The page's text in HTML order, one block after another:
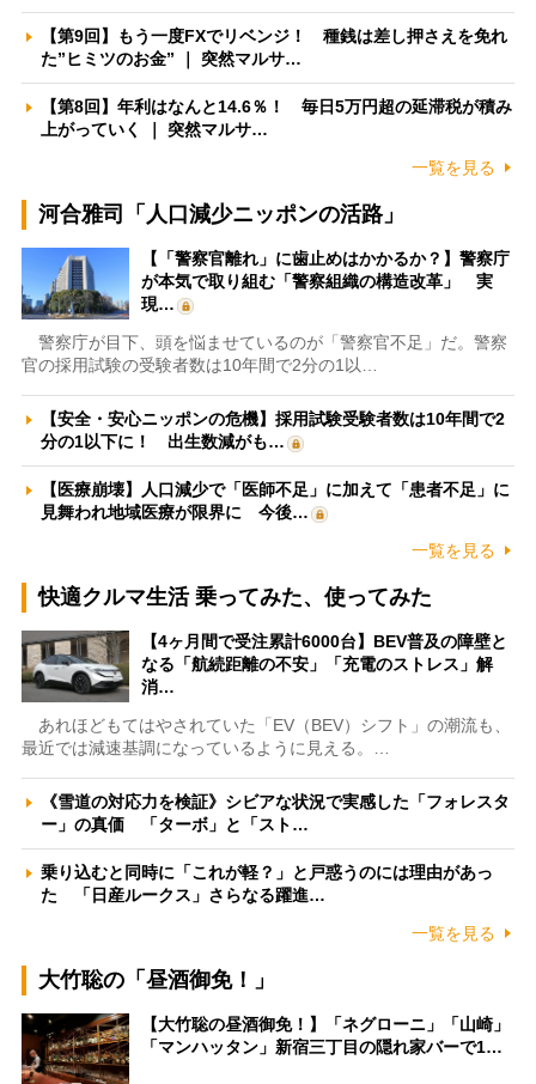
【第9回】もう一度FXでリベンジ！ 種銭は差し押さえを免れ
た”ヒミツのお金” ｜ 突然マルサ…
【第8回】年利はなんと14.6％！ 毎日5万円超の延滞税が積み
上がっていく ｜ 突然マルサ…
一覧を見る
河合雅司「人口減少ニッポンの活路」
【「警察官離れ」に歯止めはかかるか？】警察庁
が本気で取り組む「警察組織の構造改革」 実
現…
警察庁が目下、頭を悩ませているのが「警察官不足」だ。警察
官の採用試験の受験者数は10年間で2分の1以…
【安全・安心ニッポンの危機】採用試験受験者数は10年間で2
分の1以下に！ 出生数減がも…
【医療崩壊】人口減少で「医師不足」に加えて「患者不足」に
見舞われ地域医療が限界に 今後…
一覧を見る
快適クルマ生活 乗ってみた、使ってみた
【4ヶ月間で受注累計6000台】BEV普及の障壁と
なる「航続距離の不安」「充電のストレス」解
消…
あれほどもてはやされていた「EV（BEV）シフト」の潮流も、
最近では減速基調になっているように見える。…
《雪道の対応力を検証》シビアな状況で実感した「フォレスタ
ー」の真価 「ターボ」と「スト…
乗り込むと同時に「これが軽？」と戸惑うのには理由があっ
た 「日産ルークス」さらなる躍進…
一覧を見る
大竹聡の「昼酒御免！」
【大竹聡の昼酒御免！】「ネグローニ」「山崎」
「マンハッタン」新宿三丁目の隠れ家バーで1…